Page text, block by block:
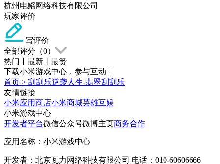
杭州电鳐网络科技有限公司
玩家评价
写评价
全部评分（0）
热门
最新
最赞
下载小米游戏中心，参与互动！
首页 > 刮刮乐逆袭人生-翡翠刮刮乐
友情链接
小米应用商店小米商城英雄互娱
小米游戏中心
开发者平台微信公众号微博主页商务合作
应用名称：小米游戏中心
开发者：北京瓦力网络科技有限公司 电话：010-60606666